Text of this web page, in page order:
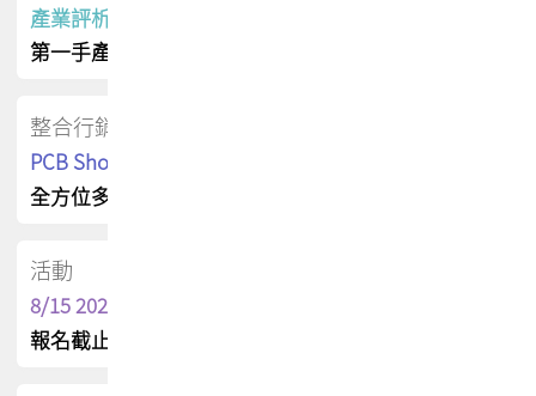
產業評析報告
第一手產業資訊
整合行銷
PCB Shop 採購指南
全方位多元曝光方案
活動
8/15 2026 TPCA健康盃保齡球聯誼賽
報名截止日 : 8/3 活動日期 : 8/15